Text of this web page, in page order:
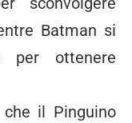
Batman si
per ottenere
che il Pinguino